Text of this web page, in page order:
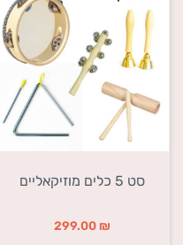
סט 5 כלים מוזיקאליים
299.00 ₪